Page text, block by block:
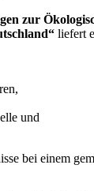
zur
liefert
und
bei einem